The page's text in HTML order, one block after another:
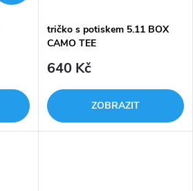
tričko s potiskem 5.11 BOX
CAMO TEE
640 Kč
ZOBRAZIT